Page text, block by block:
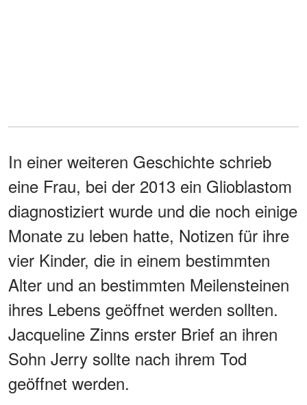
In einer weiteren Geschichte schrieb
eine Frau, bei der 2013 ein Glioblastom
diagnostiziert wurde und die noch einige
Monate zu leben hatte, Notizen für ihre
vier Kinder, die in einem bestimmten
Alter und an bestimmten Meilensteinen
ihres Lebens geöffnet werden sollten.
Jacqueline Zinns erster Brief an ihren
Sohn Jerry sollte nach ihrem Tod
geöffnet werden.